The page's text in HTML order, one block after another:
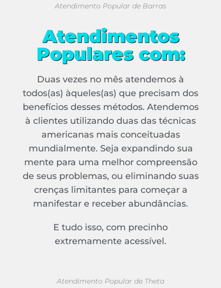
Atendimento Popular de Barras
Atendimentos
Populares com:
Duas vezes no mês atendemos à
todos(as) àqueles(as) que precisam dos
benefícios desses métodos. Atendemos
à clientes utilizando duas das técnicas
americanas mais conceituadas
mundialmente. Seja expandindo sua
mente para uma melhor compreensão
de seus problemas, ou eliminando suas
crenças limitantes para começar a
manifestar e receber abundâncias.
E tudo isso, com precinho
extremamente acessível.
Atendimento Popular de Theta